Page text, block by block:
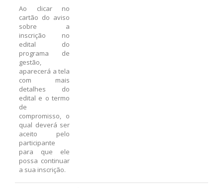
Ao clicar no
cartão do aviso
sobre a
inscrição no
edital do
programa de
gestão,
aparecerá a tela
com mais
detalhes do
edital e o termo
de
compromisso, o
qual deverá ser
aceito pelo
participante
para que ele
possa continuar
a sua inscrição.